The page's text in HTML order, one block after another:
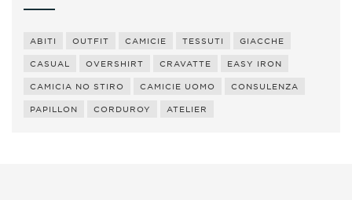
ABITI OUTFIT CAMICIE TESSUTI GIACCHE
CASUAL OVERSHIRT CRAVATTE EASY IRON
CAMICIA NO STIRO CAMICIE UOMO CONSULENZA
PAPILLON CORDUROY ATELIER